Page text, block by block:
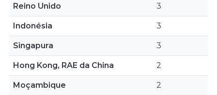
Reino Unido 3
Indonésia 3
Singapura 3
Hong Kong, RAE da China 2
Moçambique 2